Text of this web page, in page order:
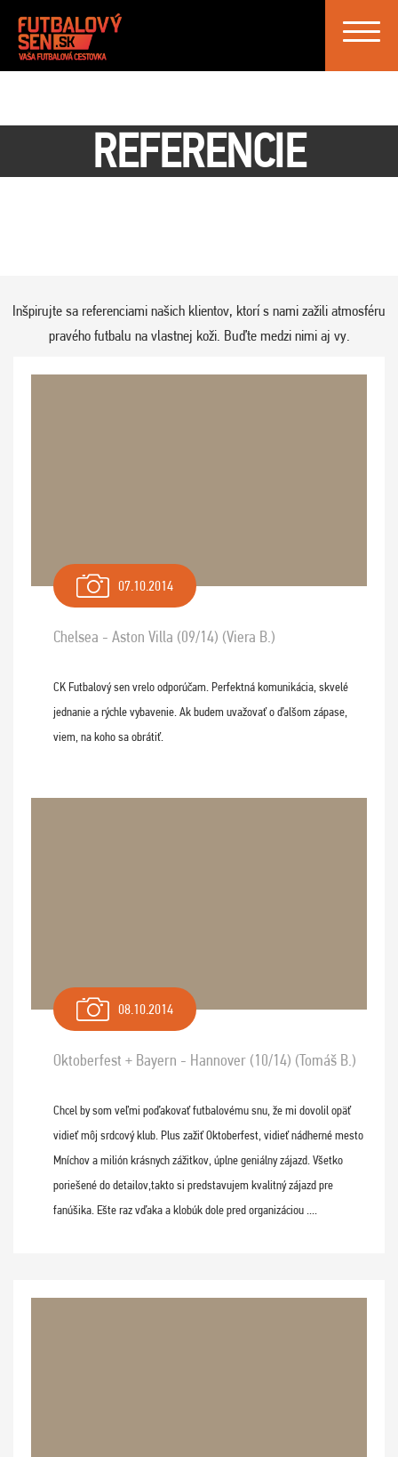
Toggle
REFERENCIE
Inšpirujte sa referenciami našich klientov, ktorí s nami zažili atmosféru
pravého futbalu na vlastnej koži. Buďte medzi nimi aj vy.
07.10.2014
Chelsea - Aston Villa (09/14) (Viera B.)
CK Futbalový sen vrelo odporúčam. Perfektná komunikácia, skvelé
jednanie a rýchle vybavenie. Ak budem uvažovať o ďalšom zápase,
viem, na koho sa obrátiť.
08.10.2014
Oktoberfest + Bayern - Hannover (10/14) (Tomáš B.)
Chcel by som veľmi poďakovať futbalovému snu, že mi dovolil opäť
vidieť môj srdcový klub. Plus zažiť Oktoberfest, vidieť nádherné mesto
Mníchov a milión krásnych zážitkov, úplne geniálny zájazd. Všetko
poriešené do detailov,takto si predstavujem kvalitný zájazd pre
fanúšika. Ešte raz vďaka a klobúk dole pred organizáciou ....